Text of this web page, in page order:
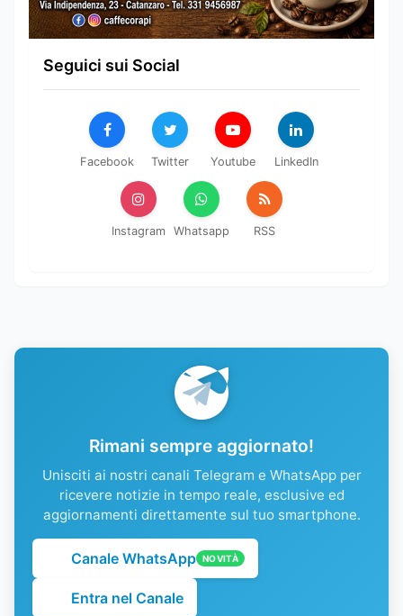
Seguici sui Social
Facebook Twitter Youtube LinkedIn
Instagram Whatsapp RSS
Rimani sempre aggiornato!
Unisciti ai nostri canali Telegram e WhatsApp per
ricevere notizie in tempo reale, esclusive ed
aggiornamenti direttamente sul tuo smartphone.
Canale WhatsApp NOVITÀ
Entra nel Canale